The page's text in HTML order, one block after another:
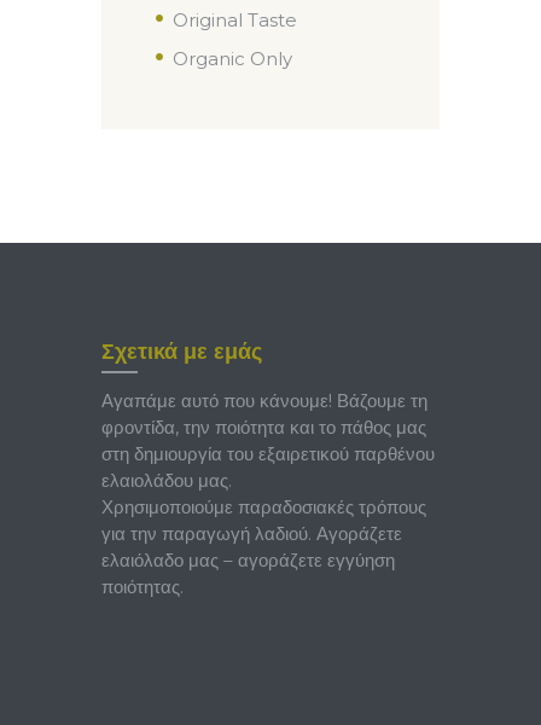
Original Taste
Organic Only
Σχετικά με εμάς
Αγαπάμε αυτό που κάνουμε! Βάζουμε τη
φροντίδα, την ποιότητα και το πάθος μας
στη δημιουργία του εξαιρετικού παρθένου
ελαιολάδου μας.
Χρησιμοποιούμε παραδοσιακές τρόπους
για την παραγωγή λαδιού. Αγοράζετε
ελαιόλαδο μας – αγοράζετε εγγύηση
ποιότητας.